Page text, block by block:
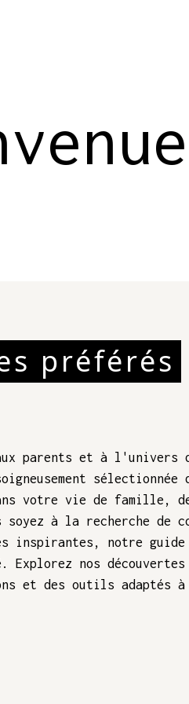
préférés
parents et à l'univers
votre vie de famille,
à la recherche de
notre guide
Explorez nos
et des outils adaptés à